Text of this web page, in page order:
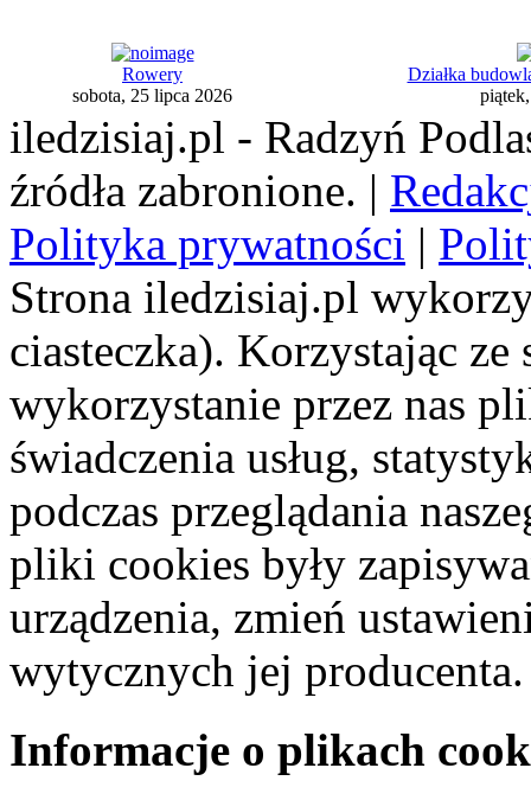
Rowery
sobota, 25 lipca 2026
Działka
iledzisiaj.pl - Radzyń
źródła zabronione. |
Polityka prywatności |
Strona iledzisiaj.pl
ciasteczka). Korzystając
wykorzystanie przez nas
świadczenia usług,
podczas przeglądania
pliki cookies były
urządzenia, zmień
wytycznych jej producenta.
Informacje o plikach